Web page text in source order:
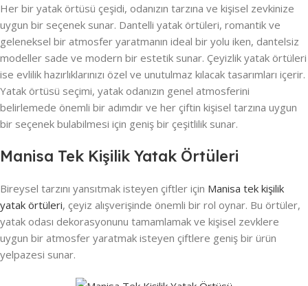
Her bir yatak örtüsü çeşidi, odanızın tarzına ve kişisel zevkinize
uygun bir seçenek sunar. Dantelli yatak örtüleri, romantik ve
geleneksel bir atmosfer yaratmanın ideal bir yolu iken, dantelsiz
modeller sade ve modern bir estetik sunar. Çeyizlik yatak örtüleri
ise evlilik hazırlıklarınızı özel ve unutulmaz kılacak tasarımları içerir.
Yatak örtüsü seçimi, yatak odanızın genel atmosferini
belirlemede önemli bir adımdır ve her çiftin kişisel tarzına uygun
bir seçenek bulabilmesi için geniş bir çeşitlilik sunar.
Manisa Tek Kişilik Yatak Örtüleri
Bireysel tarzını yansıtmak isteyen çiftler için Manisa tek kişilik
yatak örtüleri, çeyiz alışverişinde önemli bir rol oynar. Bu örtüler,
yatak odası dekorasyonunu tamamlamak ve kişisel zevklere
uygun bir atmosfer yaratmak isteyen çiftlere geniş bir ürün
yelpazesi sunar.